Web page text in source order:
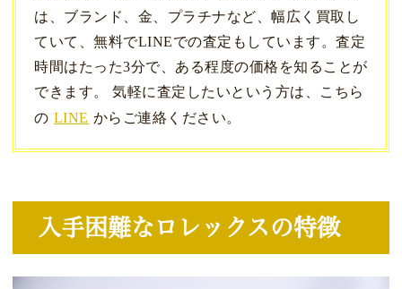
は、ブランド、金、プラチナなど、幅広く買取し
ていて、無料でLINEでの査定もしています。査定
時間はたった3分で、ある程度の価格を知ることが
できます。 気軽に査定したいという方は、こちら
の LINE からご連絡ください。
入手困難なロレックスの特徴